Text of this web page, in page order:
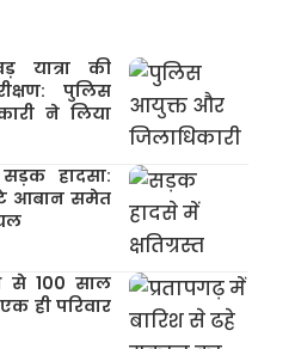
यात्रा की
पुलिस
ने लिया
हादसा:
आबान समेत
से 100 साल
ही परिवार